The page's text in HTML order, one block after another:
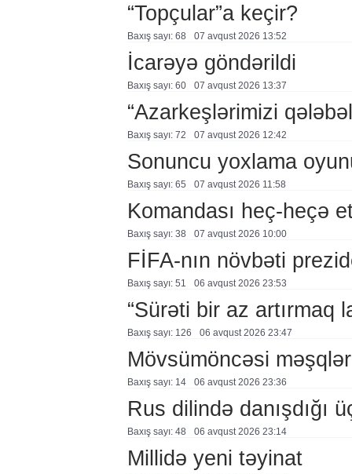
“Topçular”a keçir?
Baxış sayı: 68 07 avqust 2026 13:52
İcarəyə göndərildi
Baxış sayı: 60 07 avqust 2026 13:37
“Azarkeşlərimizi
Baxış sayı: 72 07 avqust 2026 12:42
Sonuncu yoxlama
Baxış sayı: 65 07 avqust 2026 11:58
Komandası heç-heçə
Baxış sayı: 38 07 avqust 2026 10:00
FİFA-nın növbəti
Baxış sayı: 51 06 avqust 2026 23:53
“Sürəti bir az artırmaq
Baxış sayı: 126 06 avqust 2026 23:47
Mövsümöncəsi
Baxış sayı: 14 06 avqust 2026 23:36
Rus dilində danışdığı
Baxış sayı: 48 06 avqust 2026 23:14
Millidə yeni təyinat